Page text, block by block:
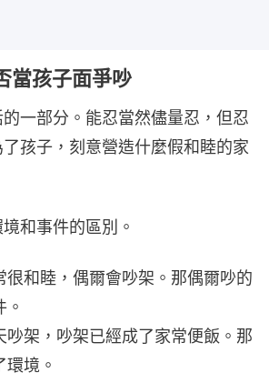
當孩子面爭吵
一部分。能忍當然儘量忍，但忍
孩子，刻意營造什麼假和睦的家
和事件的區別。
很和睦，偶爾會吵架。那偶爾吵的
吵架，吵架已經成了家常便飯。那
境。